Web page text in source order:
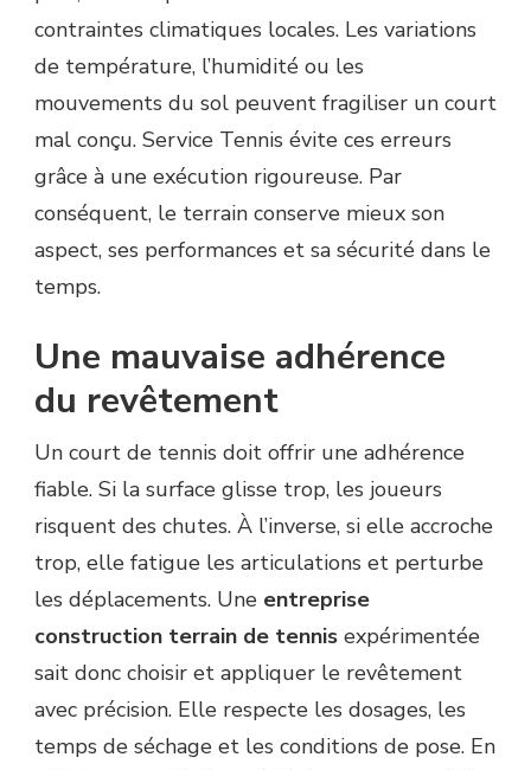
contraintes climatiques locales. Les variations
de température, l’humidité ou les
mouvements du sol peuvent fragiliser un court
mal conçu. Service Tennis évite ces erreurs
grâce à une exécution rigoureuse. Par
conséquent, le terrain conserve mieux son
aspect, ses performances et sa sécurité dans le
temps.
Une mauvaise adhérence
du revêtement
Un court de tennis doit offrir une adhérence
fiable. Si la surface glisse trop, les joueurs
risquent des chutes. À l’inverse, si elle accroche
trop, elle fatigue les articulations et perturbe
les déplacements. Une entreprise
construction terrain de tennis expérimentée
sait donc choisir et appliquer le revêtement
avec précision. Elle respecte les dosages, les
temps de séchage et les conditions de pose. En